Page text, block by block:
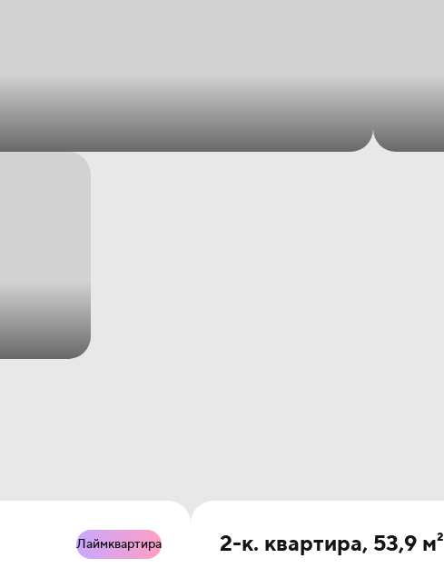
Лаймквартира 2-к. квартира, 53,9 м²